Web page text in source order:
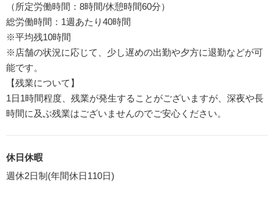
（所定労働時間：8時間/休憩時間60分）
総労働時間：1週あたり40時間
※平均残10時間
※店舗の状況に応じて、少し遅めの出勤や夕方に退勤などが可
能です。
【残業について】
1日1時間程度、残業が発生することがございますが、深夜や長
時間に及ぶ残業はございませんのでご安心ください。
休日休暇
週休2日制(年間休日110日)